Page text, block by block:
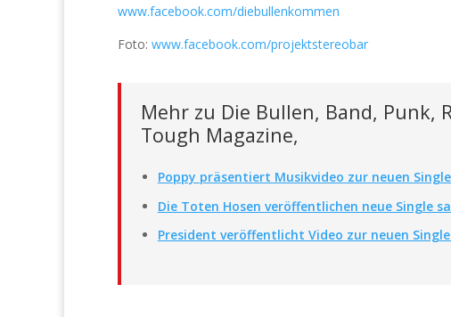
www.facebook.com/diebullenkommen
Foto: www.facebook.com/projektstereobar
Mehr zu Die Bullen, Band, Punk,
Tough Magazine,
Poppy präsentiert Musikvideo zur neuen
Die Toten Hosen veröffentlichen neue Single
President veröffentlicht Video zur neuen Single